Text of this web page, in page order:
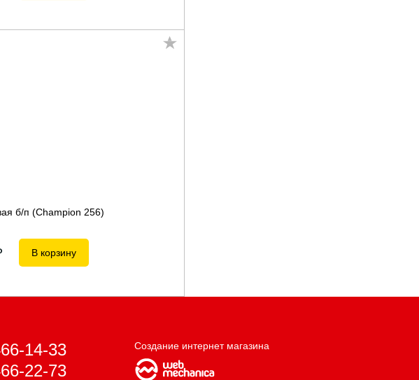
б/п (Champion 256)
В корзину
14-33
22-73
Создание интернет магазина